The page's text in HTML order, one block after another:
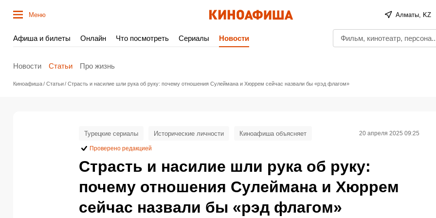
Меню Алматы, KZ
Афиша и билеты Онлайн Что посмотреть Сериалы Новости
Новости Статьи Про жизнь
Киноафиша Статьи Страсть и насилие шли рука об руку: почему отношения Сулеймана и Хюррем сейчас назвали бы «рэд флагом»
Страсть и насилие шли рука об руку:
почему отношения Сулеймана и Хюррем
сейчас назвали бы «рэд флагом»
Турецкие сериалы Исторические личности Киноафиша объясняет 20 апреля 2025 09:25
Проверено редакцией